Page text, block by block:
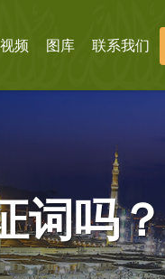
视频 图库 联系我们
词吗？